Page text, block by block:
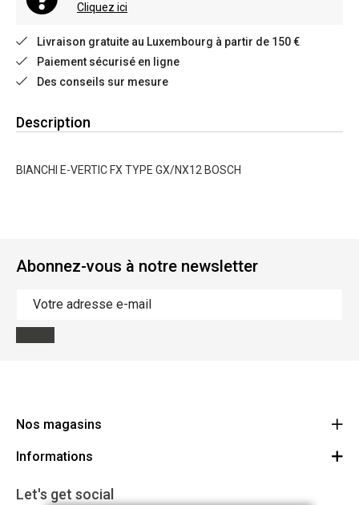
Cliquez ici
Livraison gratuite au Luxembourg à partir de 150 €
Paiement sécurisé en ligne
Des conseils sur mesure
Description
BIANCHI E-VERTIC FX TYPE GX/NX12 BOSCH
Abonnez-vous à notre newsletter
Nos magasins
Cycles Arnold Kontz Gare / Bonnevoie
+352 40 96 74 214 / +352 40 96 74 215
Informations
Conditions générales
Let's get social